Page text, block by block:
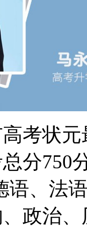
考状
分750
语、法
政治